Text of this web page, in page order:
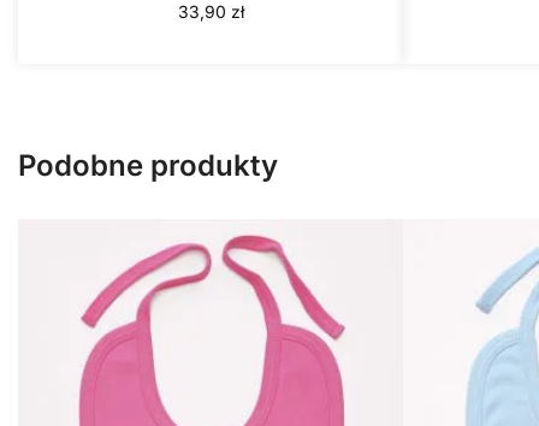
33,90 zł
Podobne produkty